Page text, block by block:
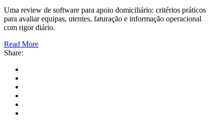
Uma review de software para apoio domiciliário: critérios práticos
para avaliar equipas, utentes, faturação e informação operacional
com rigor diário.
Read More
Share: